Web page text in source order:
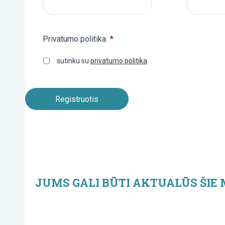
Privatumo politika *
sutinku su privatumo politika
JUMS GALI BŪTI AKTUALŪS ŠIE